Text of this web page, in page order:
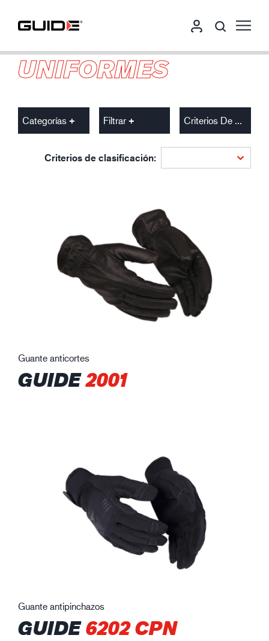
UNIFORMES
Categorías Filtrar Criterios De Clasificación
Criterios de clasificación:
Guante anticortes
GUIDE2001
Guante antipinchazos
GUIDE6202 CPN